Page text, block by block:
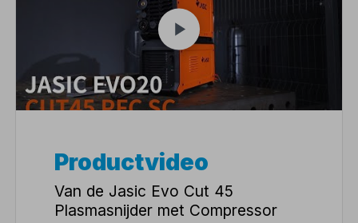
Productvideo
Van de Jasic Evo Cut 45
Plasmasnijder met Compressor